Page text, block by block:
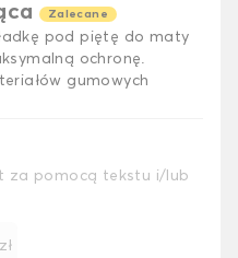
Zalecane
pod piętę do maty
ochronę.
gumowych
za pomocą tekstu i/lub